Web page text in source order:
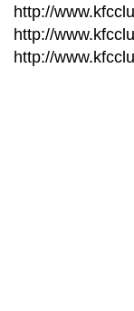
http://
http://
http://